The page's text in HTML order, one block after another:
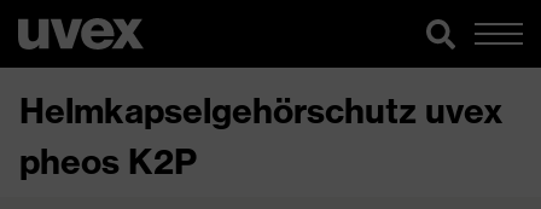
Helmkapselgehörschutz uvex
pheos K2P